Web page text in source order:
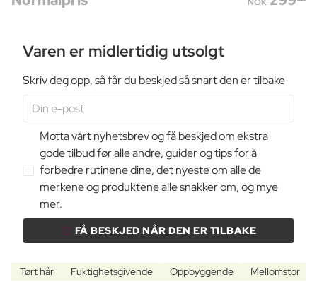
Varen er midlertidig utsolgt
Skriv deg opp, så får du beskjed så snart den er tilbake
Motta vårt nyhetsbrev og få beskjed om ekstra
gode tilbud før alle andre, guider og tips for å
forbedre rutinene dine, det nyeste om alle de
merkene og produktene alle snakker om, og mye
mer.
FÅ BESKJED NÅR DEN ER TILBAKE
Tørt hår Fuktighetsgivende Oppbyggende Mellomstor